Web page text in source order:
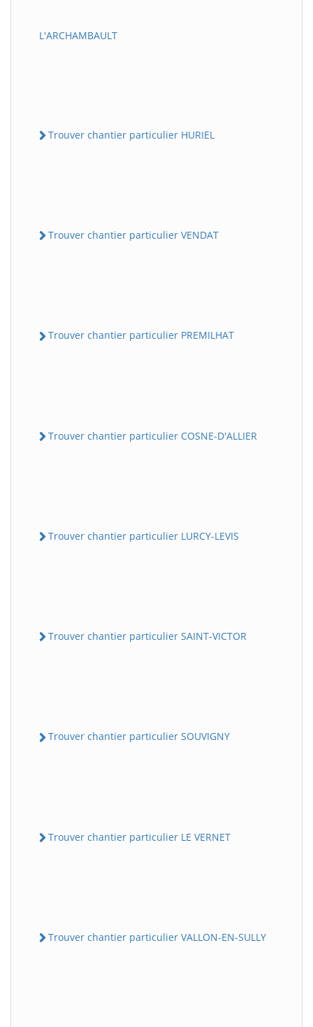
L'ARCHAMBAULT
Trouver chantier particulier HURIEL
Trouver chantier particulier VENDAT
Trouver chantier particulier PREMILHAT
Trouver chantier particulier COSNE-D'ALLIER
Trouver chantier particulier LURCY-LEVIS
Trouver chantier particulier SAINT-VICTOR
Trouver chantier particulier SOUVIGNY
Trouver chantier particulier LE VERNET
Trouver chantier particulier VALLON-EN-SULLY